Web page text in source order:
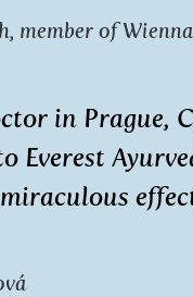
member of
in Prague,
Everest